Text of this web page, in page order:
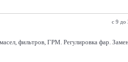
с 9 до
фильтров, ГРМ. Регулировка фар.